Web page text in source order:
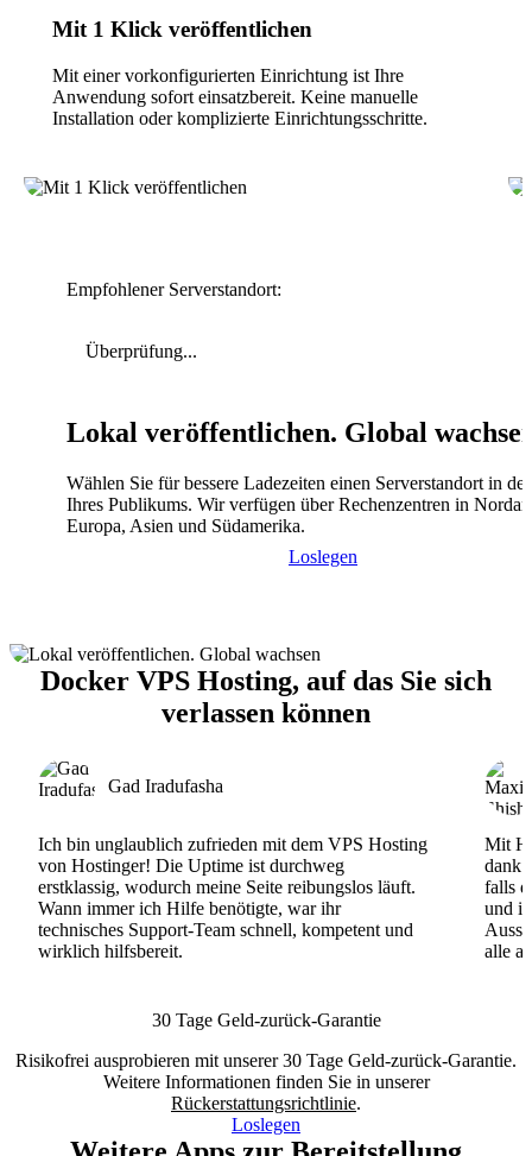
Mit 1 Klick veröffentlichen
Mit einer vorkonfigurierten Einrichtung ist Ihre
Anwendung sofort einsatzbereit. Keine manuelle
Installation oder komplizierte Einrichtungsschritte.
Empfohlener Serverstandort:
Überprüfung...
Lokal veröffentlichen. Global
Wählen Sie für bessere Ladezeiten einen Serverstandort in
Ihres Publikums. Wir verfügen über Rechenzentren in
Europa, Asien und Südamerika.
Loslegen
Docker VPS Hosting, auf das Sie sich
verlassen können
Gad Iradufasha
Ich bin unglaublich zufrieden mit dem VPS Hosting
von Hostinger! Die Uptime ist durchweg
erstklassig, wodurch meine Seite reibungslos läuft.
Wann immer ich Hilfe benötigte, war ihr
technisches Support-Team schnell, kompetent und
wirklich hilfsbereit.
Mit
dank
falls
und
alle
30 Tage Geld-zurück-Garantie
Risikofrei ausprobieren mit unserer 30 Tage Geld-zurück-Garantie.
Weitere Informationen finden Sie in unserer
Rückerstattungsrichtlinie.
Loslegen